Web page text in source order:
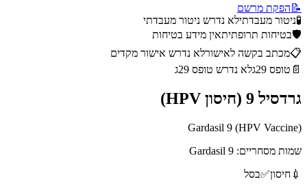
📝 הפקת מרשם
🧪ניטור מעבדתילא נדרש ניטור מעבדתי
🛡️בטיחות תרופתיתאין מידע בטיחות
📋מכתב בקשה לאישורלא נדרש אישור מקדים
📄 טופס 29ג לא נדרש טופס 29ג
גרדסיל 9 (חיסון HPV)
Gardasil 9 (HPV Vaccine)
שמות מסחריים: Gardasil 9
💉 חיסון✅בסל